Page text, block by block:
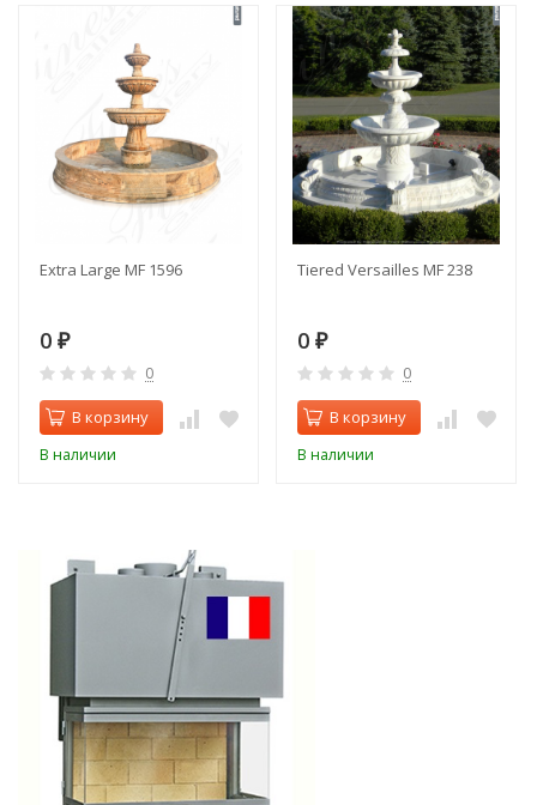
Extra Large MF 1596
0 ₽
0
В корзину
В наличии
Tiered Versailles MF 238
0 ₽
0
В корзину
В наличии